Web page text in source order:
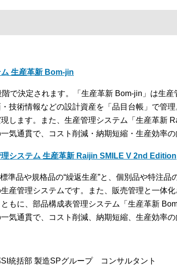
生産革新 Bom-jin
で決定されます。「生産革新 Bom-jin」は生産
技術情報などの設計資産を「品目台帳」で管
します。また、生産管理システム「生産革新
気通貫で、コスト削減・納期短縮・生産効率の
システム 生産革新 Raijin SMILE V 2nd Edition
準品や規格品の“繰返生産”と、個別品や特注品
産管理システムです。また、販売管理と一体
もに、部品構成表管理システム「生産革新
気通貫で、コスト削減、納期短縮、生産効率の
統括部 製造SPグループ コンサルタント